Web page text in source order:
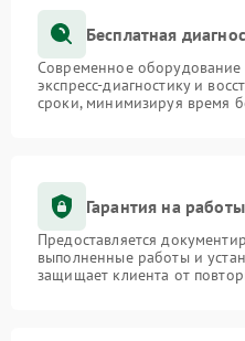
Бесплатная
Современное оборудование
экспресс-диагностику и
сроки, минимизируя время
Гарантия на
Предоставляется
выполненные работы и
защищает клиента от